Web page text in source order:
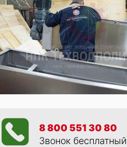
8 800 551 30 80
Звонок бесплатный